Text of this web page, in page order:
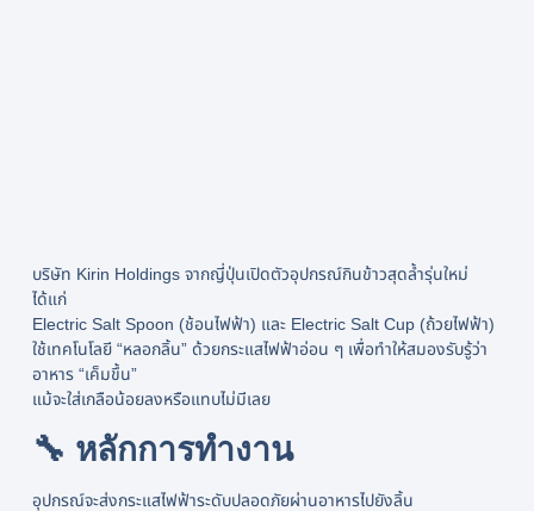
บริษัท Kirin Holdings จากญี่ปุ่นเปิดตัวอุปกรณ์กินข้าวสุดล้ำรุ่นใหม่
ได้แก่
Electric Salt Spoon (ช้อนไฟฟ้า) และ Electric Salt Cup (ถ้วยไฟฟ้า)
ใช้เทคโนโลยี “หลอกลิ้น” ด้วยกระแสไฟฟ้าอ่อน ๆ เพื่อทำให้สมองรับรู้ว่า
อาหาร “เค็มขึ้น”
แม้จะใส่เกลือน้อยลงหรือแทบไม่มีเลย
🔧 หลักการทำงาน
อุปกรณ์จะส่งกระแสไฟฟ้าระดับปลอดภัยผ่านอาหารไปยังลิ้น